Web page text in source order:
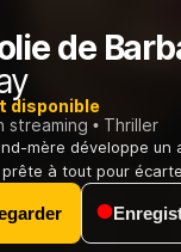
de
disponible
streaming
Thriller
mère développe
à tout pour